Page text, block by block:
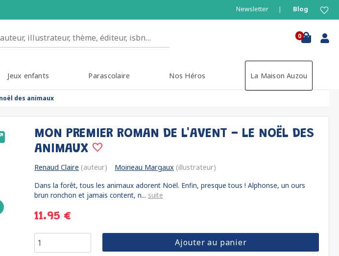
Newsletter Blog
0
Jeux enfants Parascolaire Nos Héros La Maison Auzou
des animaux
MON PREMIER ROMAN DE L'AVENT - LE NOËL DES
ANIMAUX
Renaud Claire (auteur) Moineau Margaux (illustrateur)
Dans la forêt, tous les animaux adorent Noël. Enfin, presque tous ! Alphonse, un ours
brun ronchon et jamais content, n... suite
11.95 €
Ajouter au panier